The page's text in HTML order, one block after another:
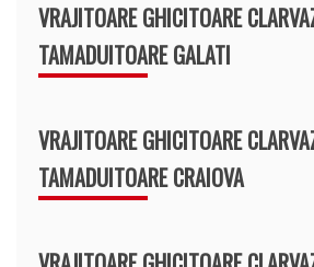
VRAJITOARE GHICITOARE
TAMADUITOARE GALATI
VRAJITOARE GHICITOARE
TAMADUITOARE CRAIOVA